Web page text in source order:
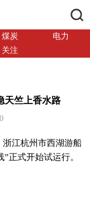
煤炭
电力
关注
天竺上香水路
江杭州市西湖游船
正式开始试运行。